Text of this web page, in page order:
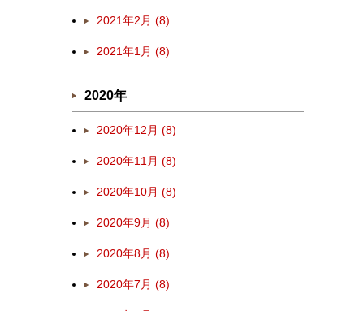
2021年2月 (8)
2021年1月 (8)
2020年
2020年12月 (8)
2020年11月 (8)
2020年10月 (8)
2020年9月 (8)
2020年8月 (8)
2020年7月 (8)